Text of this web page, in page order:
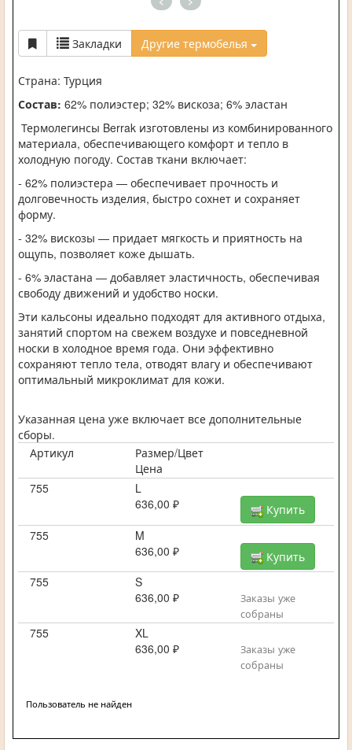
Закладки Другие термобелья
Страна: Турция
Состав: 62% полиэстер; 32% вискоза; 6% эластан
Термолегинсы Berrak изготовлены из комбинированного
материала, обеспечивающего комфорт и тепло в
холодную погоду. Состав ткани включает:
- 62% полиэстера — обеспечивает прочность и
долговечность изделия, быстро сохнет и сохраняет
форму.
- 32% вискозы — придает мягкость и приятность на
ощупь, позволяет коже дышать.
- 6% эластана — добавляет эластичность, обеспечивая
свободу движений и удобство носки.
Эти кальсоны идеально подходят для активного отдыха,
занятий спортом на свежем воздухе и повседневной
носки в холодное время года. Они эффективно
сохраняют тепло тела, отводят влагу и обеспечивают
оптимальный микроклимат для кожи.
Указанная цена уже включает все дополнительные
сборы.
Артикул
Размер/Цвет
Цена
755
L
636,00 ₽
Купить
755
M
636,00 ₽
Купить
755
S
636,00 ₽
Заказы уже
собраны
755
XL
636,00 ₽
Заказы уже
собраны
Пользователь не найден